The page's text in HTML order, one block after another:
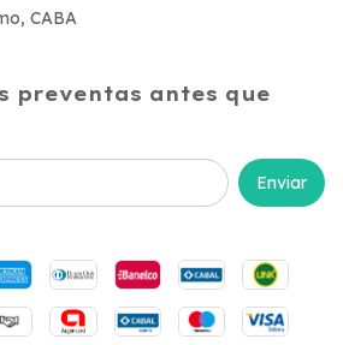
CABA
preventas antes que